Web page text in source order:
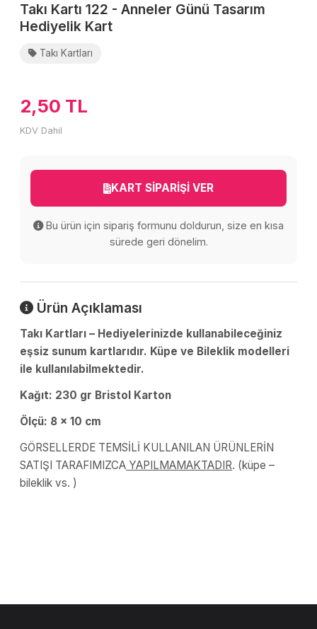
Takı Kartı 122 - Anneler Günü Tasarım
Hediyelik Kart
Takı Kartları
2,50 TL
KDV Dahil
KART SİPARİŞİ VER
Bu ürün için sipariş formunu doldurun, size en kısa
sürede geri dönelim.
Ürün Açıklaması
Takı Kartları – Hediyelerinizde kullanabileceğiniz
eşsiz sunum kartlarıdır. Küpe ve Bileklik modelleri
ile kullanılabilmektedir.
Kağıt: 230 gr Bristol Karton
Ölçü: 8 x 10 cm
GÖRSELLERDE TEMSİLİ KULLANILAN ÜRÜNLERİN
SATIŞI TARAFIMIZCA YAPILMAMAKTADIR. (küpe –
bileklik vs. )